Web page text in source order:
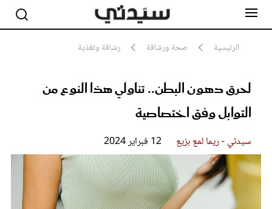
الرئيسية صحة ورشاقة رشاقة وتغذية
لحرق دهون البطن.. تناولي هذا النوع من
التوابل وفق اختصاصية
سيدتي - ريما لمع بزيع 12 فبراير 2024
مشاهير
جمال
سيدتي وطفلك
لايف ستايل
بلس+
فيديو